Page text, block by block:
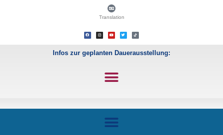
Translation
Infos zur geplanten Dauerausstellung: